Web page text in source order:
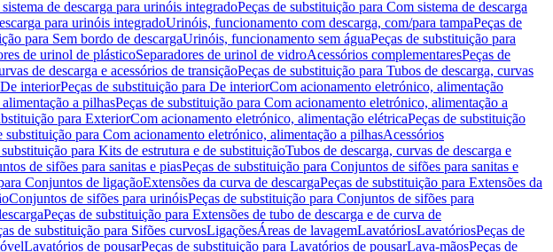
de descarga para urinóis integradoPeças de substituição para Com sistema de descarga
para urinóis integradoUrinóis, funcionamento com descarga, com/para tampaPeças de
para Sem bordo de descargaUrinóis, funcionamento sem águaPeças de substituição para
de urinol de plásticoSeparadores de urinol de vidroAcessórios complementaresPeças de
de descarga e acessórios de transiçãoPeças de substituição para Tubos de descarga, curvas
De interiorPeças de substituição para De interiorCom acionamento eletrónico, alimentação
a pilhasPeças de substituição para Com acionamento eletrónico, alimentação a
para ExteriorCom acionamento eletrónico, alimentação elétricaPeças de substituição
substituição para Com acionamento eletrónico, alimentação a pilhasAcessórios
substituição para Kits de estrutura e de substituiçãoTubos de descarga, curvas de descarga e
de sifões para sanitas e piasPeças de substituição para Conjuntos de sifões para sanitas e
Conjuntos de ligaçãoExtensões da curva de descargaPeças de substituição para Extensões da
Conjuntos de sifões para urinóisPeças de substituição para Conjuntos de sifões para
Peças de substituição para Extensões de tubo de descarga e de curva de
de substituição para Sifões curvosLigaçõesÁreas de lavagemLavatóriosLavatóriosPeças de
Lavatórios de pousarPeças de substituição para Lavatórios de pousarLava-mãosPeças de